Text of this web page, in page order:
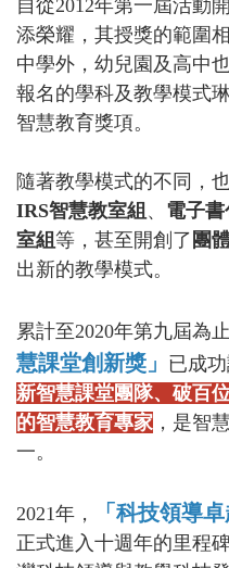
自從2012年第一屆活動
添榮耀，其授獎的範圍
中學外，幼兒園及高中
報名的學科及教學模式
智慧教育獎項。
隨著教學模式的不同，
IRS智慧教室組 、 電子書
室組等，甚至開創了 團
出新的教學模式。
累計至2020年第九屆為止
慧課堂創新獎」 已成
新智慧課堂團隊、破百
的智慧教育專家 ，是智
一。
2021年， 「科技領導
正式進入十週年的里程